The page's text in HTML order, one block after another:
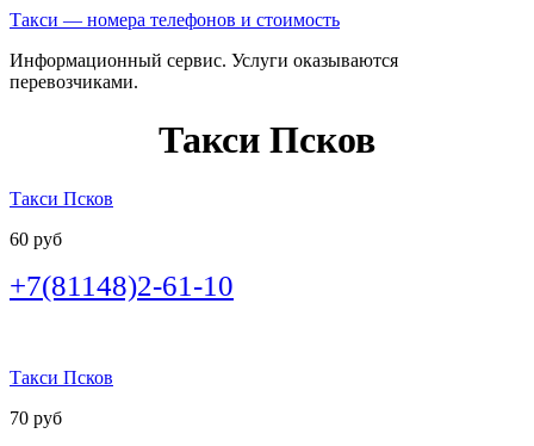
Такси — номера телефонов и стоимость
Информационный сервис. Услуги оказываются
перевозчиками.
Такси Псков
Такси Псков
60 руб
+7(81148)2-61-10
Такси Псков
70 руб